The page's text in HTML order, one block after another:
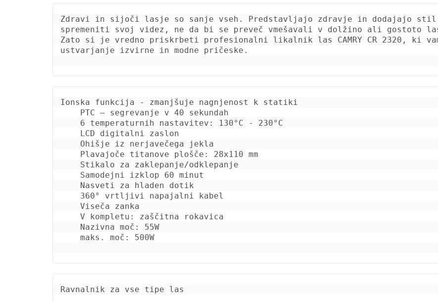
Zdravi in ​​sijoči lasje so sanje vseh. Predstavljajo zdravje in dodajajo stil.
spremeniti svoj videz, ne da bi se preveč vmešavali v dolžino ali gostoto
Zato si je vredno priskrbeti profesionalni likalnik las CAMRY CR 2320, ki
ustvarjanje izvirne in modne pričeske.
Ionska funkcija - zmanjšuje nagnjenost k statiki
    maks. moč: 500W
Ravnalnik za vse tipe las